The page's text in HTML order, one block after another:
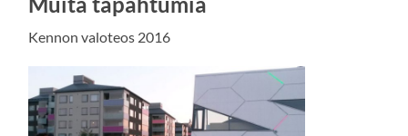
Kennon valoteos 2016